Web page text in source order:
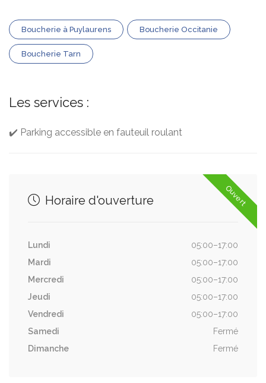
Boucherie à Puylaurens Boucherie Occitanie
Boucherie Tarn
Les services :
✔️ Parking accessible en fauteuil roulant
Ouvert
Horaire d'ouverture
Lundi
05:00–17:00
Mardi
05:00–17:00
Mercredi
05:00–17:00
Jeudi
05:00–17:00
Vendredi
05:00–17:00
Samedi
Fermé
Dimanche
Fermé